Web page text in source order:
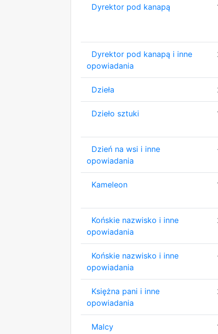
Dyrektor pod kanapą
Dyrektor pod kanapą i inne
opowiadania
Dzieła
Dzieło sztuki
Dzień na wsi i inne
opowiadania
Kameleon
Końskie nazwisko i inne
opowiadania
Końskie nazwisko i inne
opowiadania
Księżna pani i inne
opowiadania
Malcy